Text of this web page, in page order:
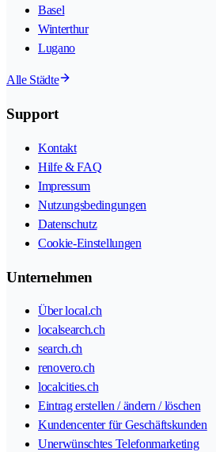
Basel
Winterthur
Lugano
Alle Städte
Support
Kontakt
Hilfe & FAQ
Impressum
Nutzungsbedingungen
Datenschutz
Cookie-Einstellungen
Unternehmen
Über local.ch
localsearch.ch
search.ch
renovero.ch
localcities.ch
Eintrag erstellen / ändern / löschen
Kundencenter für Geschäftskunden
Unerwünschtes Telefonmarketing